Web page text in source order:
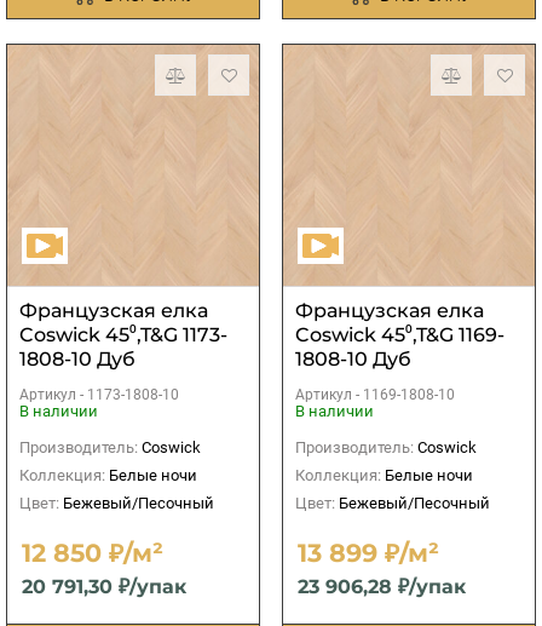
Французская елка
Coswick 45⁰,T&G 1173-
1808-10 Дуб
15х82,55х490 мм
Артикул - 1173-1808-10
В наличии
Производитель: Coswick
Коллекция: Белые ночи
Цвет: Бежевый/Песочный
12 850 ₽/м²
20 791,30 ₽/упак
Французская елка
Coswick 45⁰,T&G 1169-
1808-10 Дуб
15х107,95х530 мм
Артикул - 1169-1808-10
В наличии
Производитель: Coswick
Коллекция: Белые ночи
Цвет: Бежевый/Песочный
13 899 ₽/м²
23 906,28 ₽/упак